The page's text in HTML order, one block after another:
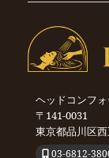
ヘッドコンフ
〒141-0031
東京都品川区
03-6812-